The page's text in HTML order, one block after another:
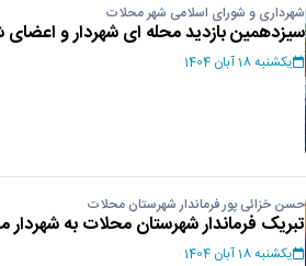
شهرداری و شورای اسلامی شهر محلات
سیزدهمین بازدید محله ای شهردار و
یکشنبه 18 آبان 1404
حسن خزائی پور فرماندار شهرستان محلات
تبریک فرماندار شهرستان محلات به شهردار
یکشنبه 18 آبان 1404